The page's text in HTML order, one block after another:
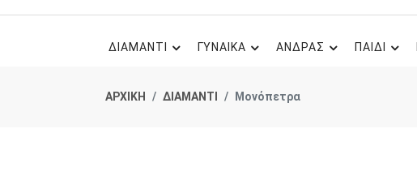
ΔΙΑΜΑΝΤΙ ΓΥΝΑΙΚΑ ΑΝΔΡΑΣ ΠΑΙΔΙ
ΑΡΧΙΚΗ ΔΙΑΜΑΝΤΙ Μονόπετρα